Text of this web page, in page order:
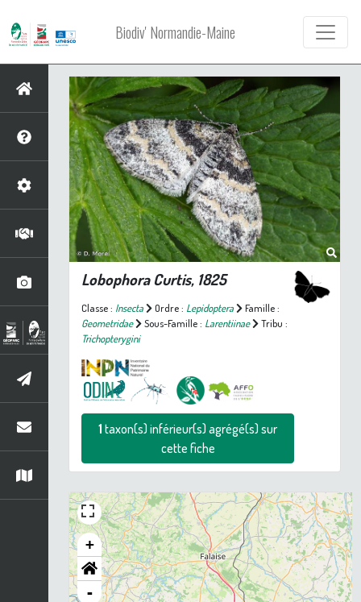
Biodiv' Normandie-Maine
LobophoraCurtis, 1825
Classe : Insecta Ordre : Lepidoptera
Famille :
Geometridae
Sous-Famille : Larentiinae
Tribu :
Trichopterygini
1taxon(s) inférieur(s) agrégé(s) sur
cette fiche
+
-